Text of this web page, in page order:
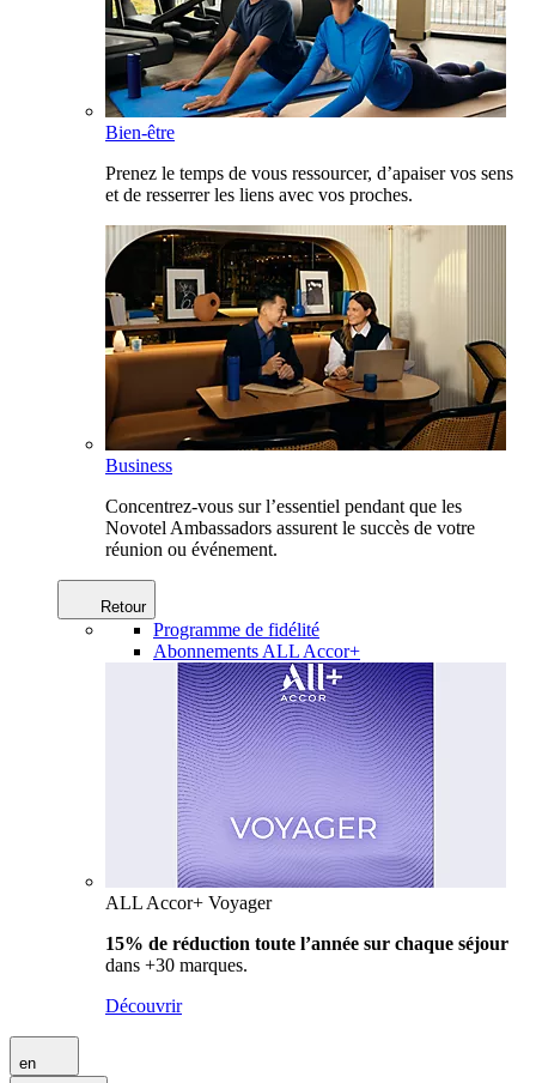
Bien-être
Prenez le temps de vous ressourcer, d’apaiser vos sens
et de resserrer les liens avec vos proches.
Business
Concentrez-vous sur l’essentiel pendant que les
Novotel Ambassadors assurent le succès de votre
réunion ou événement.
Retour
Programme de fidélité
Abonnements ALL Accor+
ALL Accor+ Voyager
15% de réduction toute l’année sur chaque séjour
dans +30 marques.
Découvrir
en